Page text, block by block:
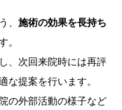
、 施術の効果を長持ち
。
、次回来院時には再評
な提案を行います。
の外部活動の様子など